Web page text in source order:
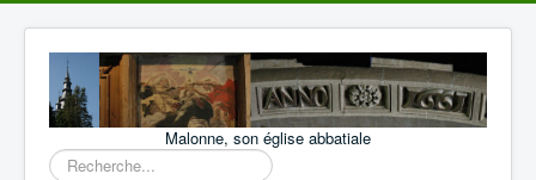
Malonne, son église abbatiale
Rechercher